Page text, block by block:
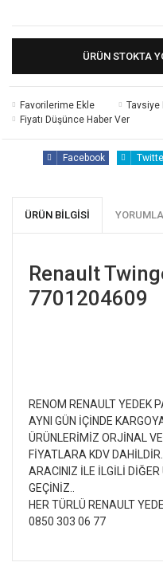
ÜRÜN STOKTA
Tavsiye
Fiyatı Düşünce Haber Ver
Facebook
ÜRÜN BILGISI
Renault
7701204609
RENOM RENAULT
AYNI GÜN İÇİNDE
ÜRÜNLERİMİZ ORJİNAL
FİYATLARA KDV
ARACINIZ İLE İLGİLİ
GEÇİNİZ..
HER TÜRLÜ RENAULT
0850 303 06 77
Bu ürünün fiyat bilgisi,